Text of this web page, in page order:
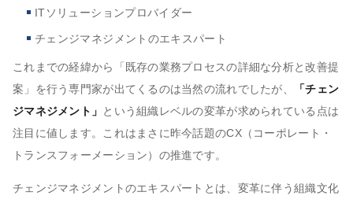
ITソリューションプロバイダー
チェンジマネジメントのエキスパート
これまでの経緯から「既存の業務プロセスの詳細な分析と改善提
案」を行う専門家が出てくるのは当然の流れでしたが、
「チェン
ジマネジメント」 という組織レベルの変革が求められている点は
注目に値します。これはまさに昨今話題のCX（コーポレート・
トランスフォーメーション）の推進です。
チェンジマネジメントのエキスパートとは、変革に伴う組織文化